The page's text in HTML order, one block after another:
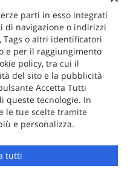
parti in esso integrati
di navigazione o indirizzi
Tags o altri identificatori
e per il raggiungimento
policy, tra cui il
del sito e la pubblicità
Accetta Tutti
queste tecnologie. In
le tue scelte tramite
e personalizza.
tutti